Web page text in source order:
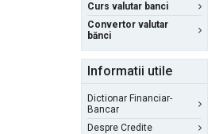
Curs valutar banci
Convertor valutar
bănci
Informatii utile
Dictionar Financiar-
Bancar
Despre Credite